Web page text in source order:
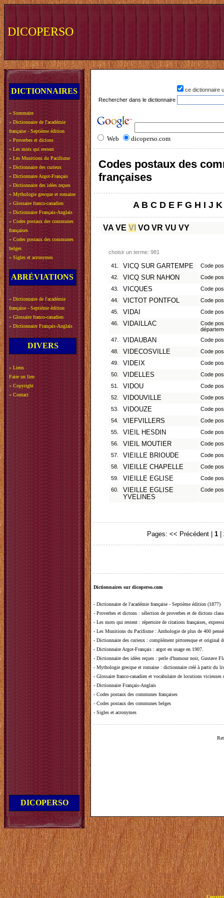
DICOPERSO
DICTIONNAIRES
» Sommaire
» Dictionnaire de l'académie
française - Septième édition
» Proverbes et dictons
» Les mots qui restent
» Les Munitions du Pacifisme
» Dictionnaire des curieux
» Dictionnaire Argot-Français
» Dictionnaire des idées reçues
» Mythologie grecque et romaine
» Glossaire franco-canadien
» Dictionnaire Français-Anglais
» Codes postaux des communes
françaises
» Codes postaux des communes
belges
» Sigles et acronymes
ABRÉVIATIONS
» Dictionnaire de l'académie
française - Septième édition
» Glossaire franco-canadien
» Dictionnaire Français-Anglais
DIVERS
» Liens
Faire un lien
» Copyright
» Contact
DICOPERSO
ce dictionnaire
Rechercher dans le dictionnaire
Web dicoperso.com
Codes postaux des
françaises
A B C D E F G H I J K
VA VE VI VO VR VU VY
choisir un terme: 981
41. VICQ SUR GARTEMPE
Code
42.
VICQ SUR NAHON
Code
43.
VICQUES
Code
44.
VICTOT PONTFOL
Code
45.
VIDAI
Code
46.
VIDAILLAC
Code
47.
VIDAUBAN
Code
48.
VIDECOSVILLE
Code
49.
VIDEIX
Code
50.
VIDELLES
Code
51.
VIDOU
Code
52.
VIDOUVILLE
Code
53.
VIDOUZE
Code
54.
VIEFVILLERS
Code
55.
VIEIL HESDIN
Code
56.
VIEIL MOUTIER
Code
57.
VIEILLE BRIOUDE
Code
58.
VIEILLE CHAPELLE
Code
59.
VIEILLE EGLISE
Code
60.
VIEILLE EGLISE
YVELINES
Code
Pages: << Précédent| 1|
Dictionnaires sur dicoperso.com
- Dictionnaire de l'académie française - Septième édition (1877)
- Proverbes et dictons : sélection de proverbes et de dictons
- Les mots qui restent : répertoire de citations françaises,
- Les Munitions du Pacifisme : Anthologie de plus de 400
- Dictionnaire des curieux : complément pittoresque et original
- Dictionnaire Argot-Français : argot en usage en 1907.
- Dictionnaire des idées reçues : perle d'humour noir, Gustave
- Mythologie grecque et romaine : dictionnaire créé à partir du
- Glossaire franco-canadien et vocabulaire de locutions vicieuses
- Dictionnaire Français-Anglais
- Codes postaux des communes françaises
- Codes postaux des communes belges
- Sigles et acronymes